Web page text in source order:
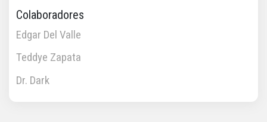
Colaboradores
Edgar Del Valle
Teddye Zapata
Dr. Dark